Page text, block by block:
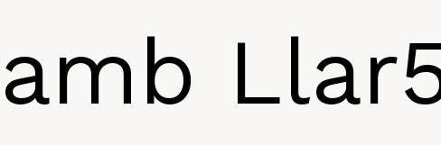
amb